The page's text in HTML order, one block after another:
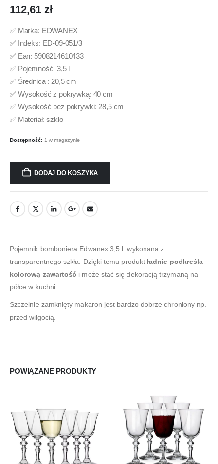
112,61 zł
✅ Marka: EDWANEX
✅ Indeks: ED-09-051/3
✅ Ean: 5908214610433
✅ Pojemność: 3,5 l
✅ Średnica : 20,5 cm
✅ Wysokość z pokrywką: 40 cm
✅ Wysokość bez pokrywki: 28,5 cm
✅ Materiał: szkło
Dostępność: 1 w magazynie
DODAJ DO KOSZYKA
Pojemnik bomboniera Edwanex 3,5 l wykonana z
transparentnego szkła. Dzięki temu produktładnie podkreśla
kolorową zawartość i może stać się dekoracją trzymaną na
półce w kuchni.
Szczelnie zamknięty makaron jest bardzo dobrze chroniony np.
przed wilgocią.
POWIĄZANE PRODUKTY